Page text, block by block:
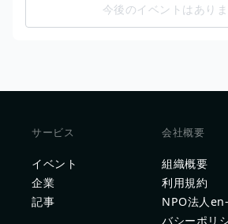
今後のイベントはあり
サービス
イベント
企業
記事
会社概要
組織概要
利用規約
NPO法人
バシーポリ